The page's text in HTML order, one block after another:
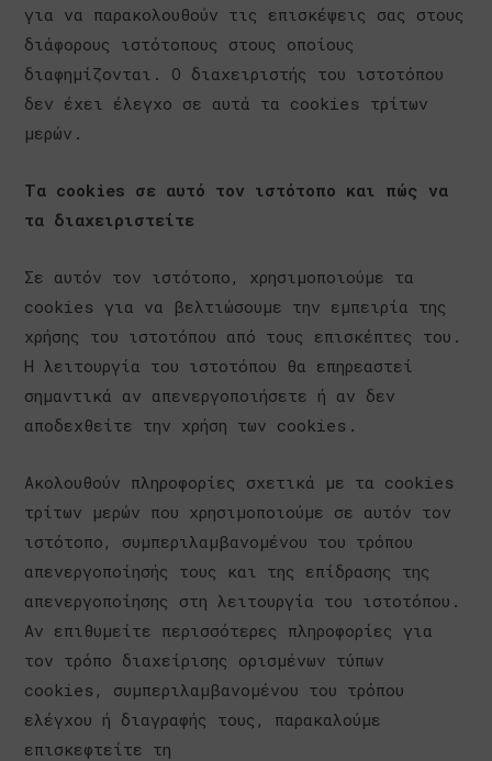
για να παρακολουθούν τις επισκέψεις σας στους
διάφορους ιστότοπους στους οποίους
διαφημίζονται. Ο διαχειριστής του ιστοτόπου
δεν έχει έλεγχο σε αυτά τα cookies τρίτων
μερών.
Τα cookies σε αυτό τον ιστότοπο και πώς να
τα διαχειριστείτε
Σε αυτόν τον ιστότοπο, χρησιμοποιούμε τα
cookies για να βελτιώσουμε την εμπειρία της
χρήσης του ιστοτόπου από τους επισκέπτες του.
Η λειτουργία του ιστοτόπου θα επηρεαστεί
σημαντικά αν απενεργοποιήσετε ή αν δεν
αποδεχθείτε την χρήση των cookies.
Ακολουθούν πληροφορίες σχετικά με τα cookies
τρίτων μερών που χρησιμοποιούμε σε αυτόν τον
ιστότοπο, συμπεριλαμβανομένου του τρόπου
απενεργοποίησής τους και της επίδρασης της
απενεργοποίησης στη λειτουργία του ιστοτόπου.
Αν επιθυμείτε περισσότερες πληροφορίες για
τον τρόπο διαχείρισης ορισμένων τύπων
cookies, συμπεριλαμβανομένου του τρόπου
ελέγχου ή διαγραφής τους, παρακαλούμε
επισκεφτείτε τη